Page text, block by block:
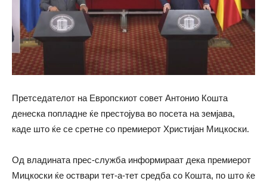
Претседателот на Европскиот совет Антонио Кошта
денеска попладне ќе престојува во посета на земјава,
каде што ќе се сретне со премиерот Христијан Мицкоски.
Од владината прес-служба информираат дека премиерот
Мицкоски ќе оствари тет-а-тет средба со Кошта, по што ќе